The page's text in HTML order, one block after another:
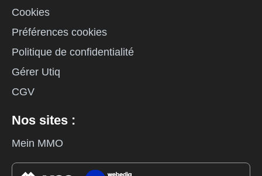
Cookies
Préférences cookies
Politique de confidentialité
Gérer Utiq
CGV
Nos sites :
Mein MMO